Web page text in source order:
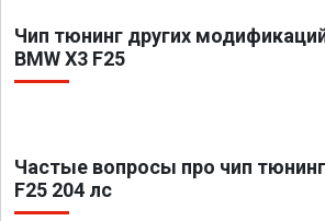
Чип тюнинг других
BMW X3 F25
Частые вопросы про чип тюнинг
F25 204 лс